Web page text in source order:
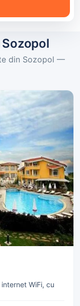
din Sozopol —
WiFi, cu